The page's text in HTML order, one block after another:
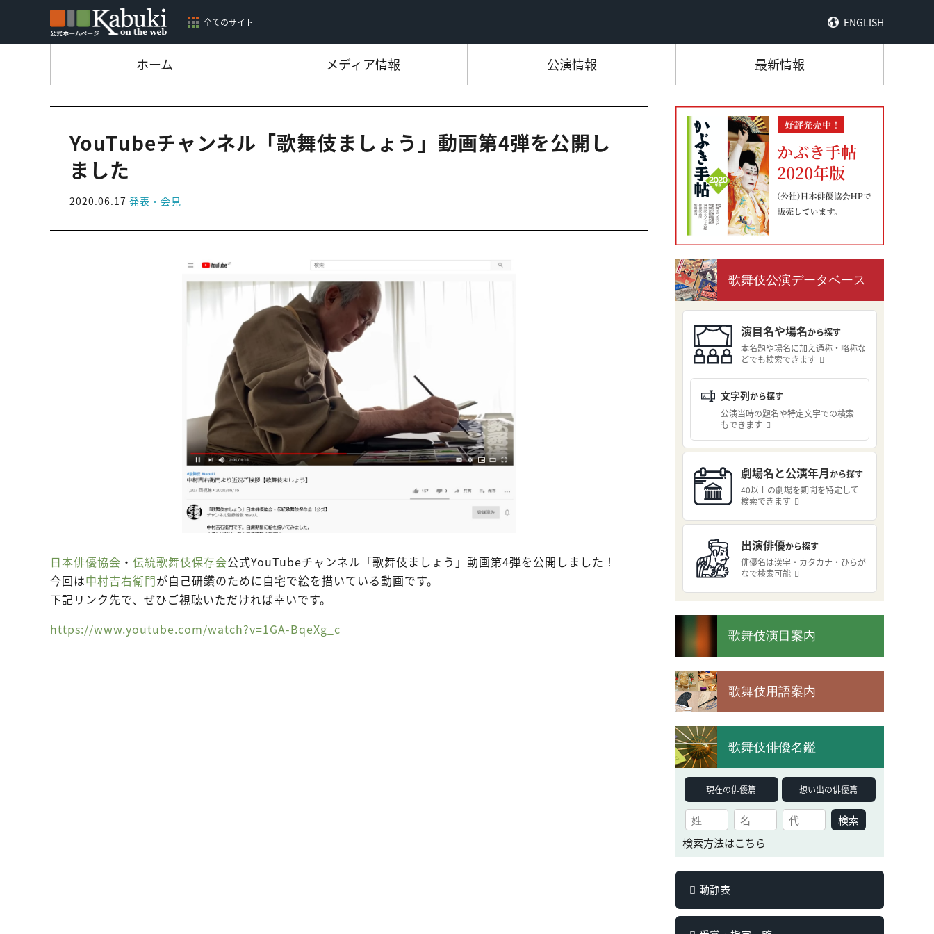
全てのサイト ENGLISH
ホーム メディア情報 公演情報 最新情報
YouTubeチャンネル「歌舞伎ましょう」動画第4弾を公開し
ました
2020.06.17 発表・会見
日本俳優協会 ・ 伝統歌舞伎保存会公式YouTubeチャンネル「歌舞伎ましょう」動画第4弾を公開しました！
今回は中村吉右衛門が自己研鑽のために自宅で絵を描いている動画です。
下記リンク先で、ぜひご視聴いただければ幸いです。
https://www.youtube.com/watch?v=1GA-BqeXg_c
歌舞伎公演データベース
演目名や場名から探す
本名題や場名に加え通称・略称な
どでも検索できます
文字列から探す
公演当時の題名や特定文字での検索
もできます
劇場名と公演年月から探す
40以上の劇場を期間を特定して
検索できます
出演俳優から探す
俳優名は漢字・カタカナ・ひらが
なで検索可能
歌舞伎演目案内
歌舞伎用語案内
歌舞伎俳優名鑑
現在の俳優篇 想い出の俳優篇
検索
検索方法はこちら
動静表